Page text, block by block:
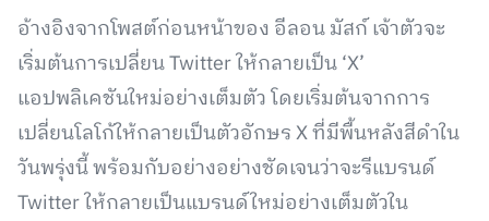
อ้างอิงจากโพสต์ก่อนหน้าของ อีลอน มัสก์ เจ้าตัวจะ
เริ่มต้นการเปลี่ยน Twitter ให้กลายเป็น ‘X’
แอปพลิเคชันใหม่อย่างเต็มตัว โดยเริ่มต้นจากการ
เปลี่ยนโลโก้ให้กลายเป็นตัวอักษร X ที่มีพื้นหลังสีดำใน
วันพรุ่งนี้ พร้อมกับอย่างอย่างชัดเจนว่าจะรีแบรนด์
Twitter ให้กลายเป็นแบรนด์ใหม่อย่างเต็มตัวใน